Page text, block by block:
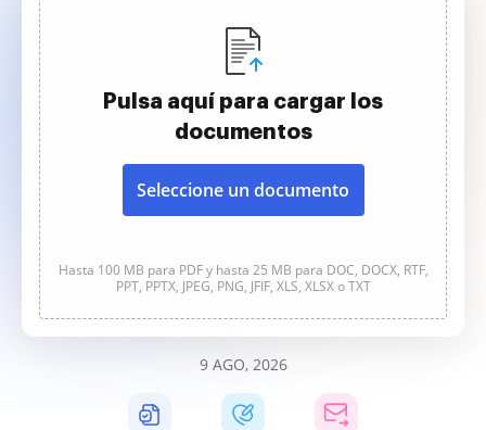
Pulsa aquí para cargar los
documentos
Seleccione un documento
Hasta 100 MB para PDF y hasta 25 MB para DOC, DOCX, RTF,
PPT, PPTX, JPEG, PNG, JFIF, XLS, XLSX o TXT
9 AGO, 2026